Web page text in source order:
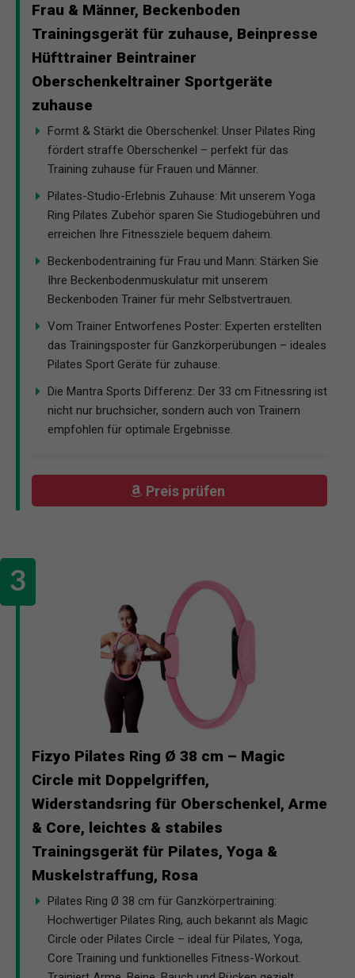
Frau & Männer, Beckenboden
Trainingsgerät für zuhause, Beinpresse
Hüfttrainer Beintrainer
Oberschenkeltrainer Sportgeräte
zuhause
Formt & Stärkt die Oberschenkel: Unser Pilates Ring
fördert straffe Oberschenkel – perfekt für das
Training zuhause für Frauen und Männer.
Pilates-Studio-Erlebnis Zuhause: Mit unserem Yoga
Ring Pilates Zubehör sparen Sie Studiogebühren und
erreichen Ihre Fitnessziele bequem daheim.
Beckenbodentraining für Frau und Mann: Stärken Sie
Ihre Beckenbodenmuskulatur mit unserem
Beckenboden Trainer für mehr Selbstvertrauen.
Vom Trainer Entworfenes Poster: Experten erstellten
das Trainingsposter für Ganzkörperübungen – ideales
Pilates Sport Geräte für zuhause.
Die Mantra Sports Differenz: Der 33 cm Fitnessring ist
nicht nur bruchsicher, sondern auch von Trainern
empfohlen für optimale Ergebnisse.
Preis prüfen
Fizyo Pilates Ring Ø 38 cm – Magic
Circle mit Doppelgriffen,
Widerstandsring für Oberschenkel, Arme
& Core, leichtes & stabiles
Trainingsgerät für Pilates, Yoga &
Muskelstraffung, Rosa
Pilates Ring Ø 38 cm für Ganzkörpertraining:
Hochwertiger Pilates Ring, auch bekannt als Magic
Circle oder Pilates Circle – ideal für Pilates, Yoga,
Core Training und funktionelles Fitness-Workout.